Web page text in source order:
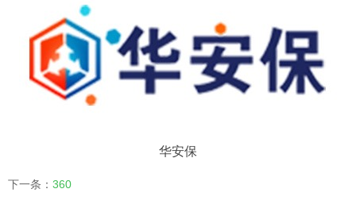
华安保
下一条： 360